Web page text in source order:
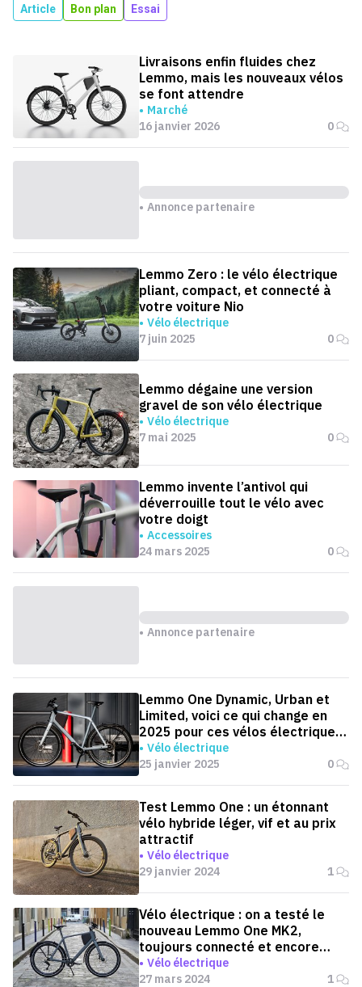
Article Bon plan Essai
Livraisons enfin fluides chez
Lemmo, mais les nouveaux vélos
se font attendre
Marché
16 janvier 2026
0
Annonce partenaire
Lemmo Zero : le vélo électrique
pliant, compact, et connecté à
votre voiture Nio
Vélo électrique
7 juin 2025
0
Lemmo dégaine une version
gravel de son vélo électrique
Vélo électrique
7 mai 2025
0
Lemmo invente l’antivol qui
déverrouille tout le vélo avec
votre doigt
Accessoires
24 mars 2025
0
Annonce partenaire
Lemmo One Dynamic, Urban et
Limited, voici ce qui change en
2025 pour ces vélos électriques
hybrides
Vélo électrique
25 janvier 2025
0
Test Lemmo One : un étonnant
vélo hybride léger, vif et au prix
attractif
Vélo électrique
29 janvier 2024
1
Vélo électrique : on a testé le
nouveau Lemmo One MK2,
toujours connecté et encore
plus performant !
Vélo électrique
27 mars 2024
1